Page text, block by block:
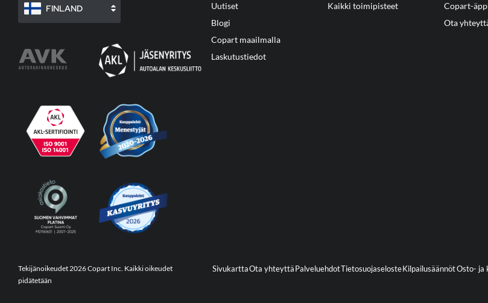
FINLAND
Uutiset
Blogi
Copart maailmalla
Laskutustiedot
Kaikki toimipisteet
Copart-
Ota
Tekijänoikeudet 2026 Copart Inc. Kaikki oikeudet
pidätetään
SivukarttaOta yhteyttäPalveluehdotTietosuojaselosteKilpailusäännötOsto- ja